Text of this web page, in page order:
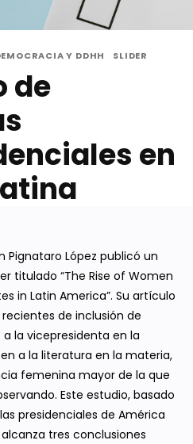
Y DDHH SLIDER
de
en
Pignataro López publicó un
titulado “The Rise of Women
in Latin America”. Su artículo
de inclusión de
la vicepresidenta en la
a la literatura en la materia,
femenina mayor de la que
Este estudio, basado
presidenciales de América
tres conclusiones